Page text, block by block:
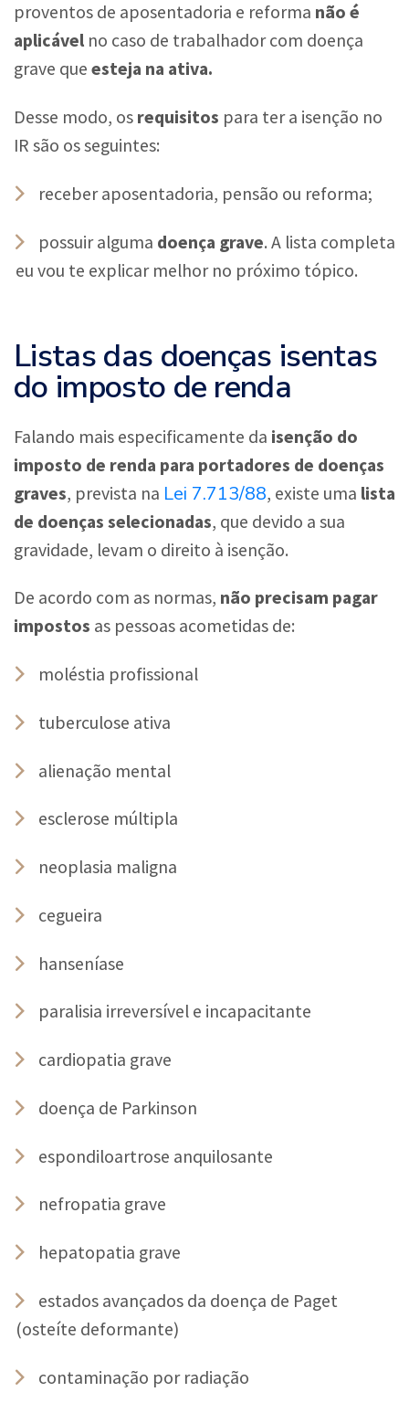
proventos de aposentadoria e reforma não é
aplicável no caso de trabalhador com doença
grave que esteja na ativa.
Desse modo, os requisitos para ter a isenção no
IR são os seguintes:
receber aposentadoria, pensão ou reforma;
possuir alguma doença grave. A lista completa
eu vou te explicar melhor no próximo tópico.
Listas das doenças isentas
do imposto de renda
Falando mais especificamente da isenção do
imposto de renda para portadores de doenças
graves, prevista na Lei 7.713/88, existe uma lista
de doenças selecionadas, que devido a sua
gravidade, levam o direito à isenção.
De acordo com as normas, não precisam pagar
impostos as pessoas acometidas de:
moléstia profissional
tuberculose ativa
alienação mental
esclerose múltipla
neoplasia maligna
cegueira
hanseníase
paralisia irreversível e incapacitante
cardiopatia grave
doença de Parkinson
espondiloartrose anquilosante
nefropatia grave
hepatopatia grave
estados avançados da doença de Paget
(osteíte deformante)
contaminação por radiação